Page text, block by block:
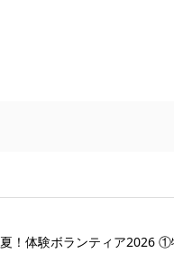
夏！体験ボランティア2026